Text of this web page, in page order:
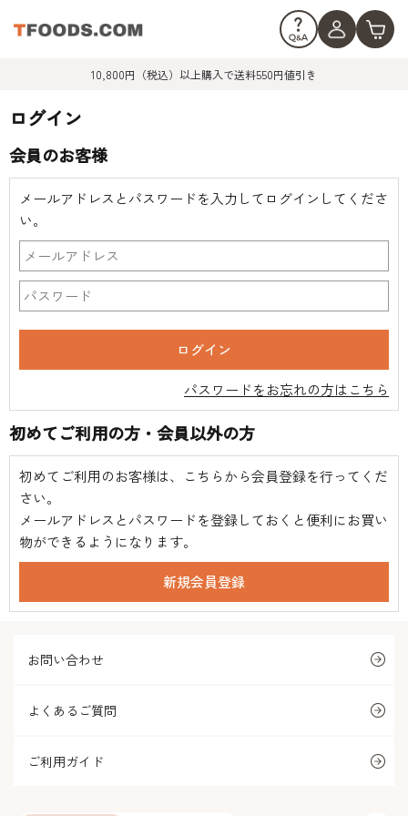
10,800円（税込）以上購入で送料550円値引き
ログイン
会員のお客様
メールアドレスとパスワードを入力してログインしてくださ
い。
パスワードをお忘れの方はこちら
初めてご利用の方・会員以外の方
初めてご利用のお客様は、こちらから会員登録を行ってくだ
さい。
メールアドレスとパスワードを登録しておくと便利にお買い
物ができるようになります。
お問い合わせ
よくあるご質問
ご利用ガイド